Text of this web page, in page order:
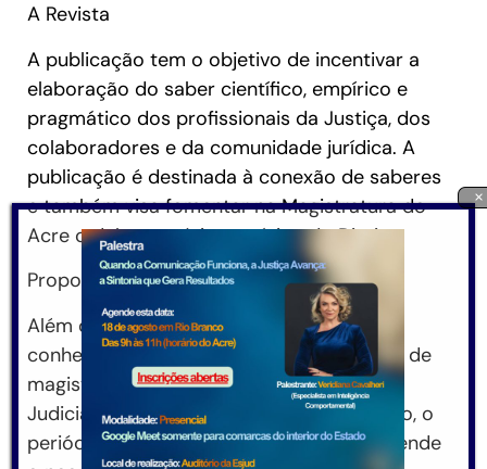
A Revista
A publicação tem o objetivo de incentivar a
elaboração do saber científico, empírico e
pragmático dos profissionais da Justiça, dos
colaboradores e da comunidade jurídica. A
publicação é destinada à conexão de saberes
e também visa fomentar na Magistratura do
Acre o debate teórico-prático do Direito.
Proposta e importância
Além de ser mecanismo de difusão de
conhecimentos e da produção intelectual de
magistrado(a)s, servidore(a)s do Poder
Judiciário do Acre e operadores do Direito, o
periódico favorece a documentação e atende
×